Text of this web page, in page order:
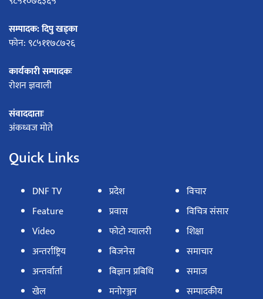
सम्पादक: दिपु खड्का
फोन: ९८५११७८७२६
कार्यकारी सम्पादकः
रोशन ज्ञवाली
संवाददाताः
अंकध्वज मोते
Quick Links
DNF TV
Feature
Video
अन्तर्राष्ट्रिय
अन्तर्वार्ता
खेल
प्रदेश
प्रवास
फोटो ग्यालरी
बिजनेस
बिज्ञान प्रबिधि
मनोरञ्जन
विचार
विचित्र संसार
शिक्षा
समाचार
समाज
सम्पादकीय